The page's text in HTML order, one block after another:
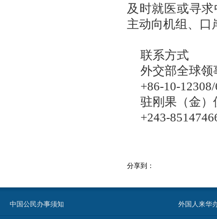
及时就医或寻
主动向机组、口
联系方式
外交部全球领
+86-10-
驻刚果（金
+243-
分享到：
中国公民办事须知 外国人来华